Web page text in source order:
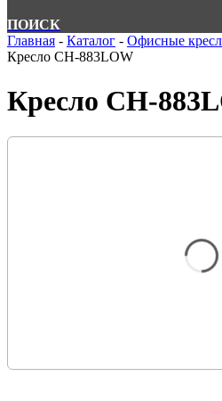
ПОИСК
Главная - Каталог - Офисные
Кресло СН-883LOW
Кресло СН-